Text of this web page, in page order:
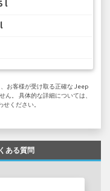
l
お客様が受け取る正確な Jeep
。 具体的な詳細については、
ください。
ある質問